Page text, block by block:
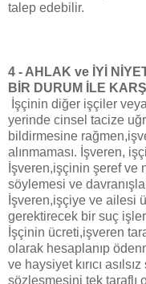
talep edebilir.
4 - AHLAK ve İYİ
BİR DURUM İLE
İşçinin diğer işçiler
yerinde cinsel tacize
bildirmesine
alınmaması. İşveren,
İşveren,işçinin şeref ve
söylemesi ve
İşveren,işçiye ve ailesi
gerektirecek bir suç
İşçinin ücreti,işveren
olarak hesaplanıp
ve haysiyet kırıcı
sözleşmesini tek taraflı